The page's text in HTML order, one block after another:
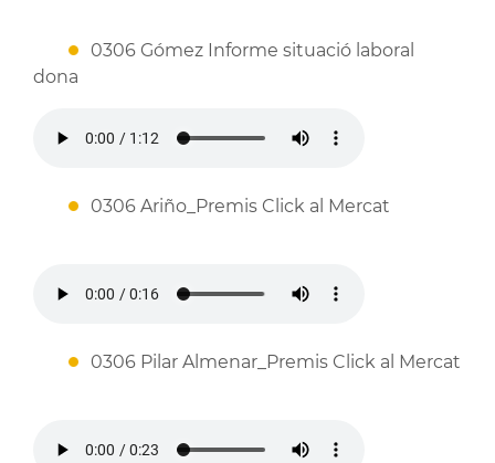
0306 Gómez Informe situació laboral
dona
0306 Ariño_Premis Click al Mercat
0306 Pilar Almenar_Premis Click al Mercat